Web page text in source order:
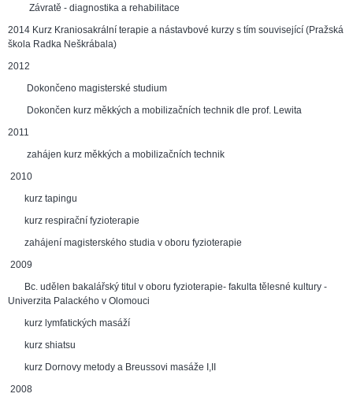
Závratě - diagnostika a rehabilitace
2014 Kurz Kraniosakrální terapie a nástavbové kurzy s tím související (Pražská
škola Radka Neškrábala)
2012
Dokončeno magisterské studium
Dokončen kurz měkkých a mobilizačních technik dle prof. Lewita
2011
zahájen kurz měkkých a mobilizačních technik
2010
kurz tapingu
kurz respirační fyzioterapie
zahájení magisterského studia v oboru fyzioterapie
2009
Bc. udělen bakalářský titul v oboru fyzioterapie- fakulta tělesné kultury -
Univerzita Palackého v Olomouci
kurz lymfatických masáží
kurz shiatsu
kurz Dornovy metody a Breussovi masáže I,II
2008